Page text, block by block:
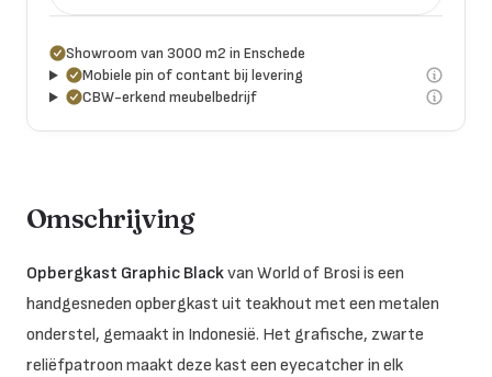
Showroom van 3000 m2 in Enschede
Mobiele pin of contant bij levering
CBW-erkend meubelbedrijf
Omschrijving
Opbergkast Graphic Blackvan World of Brosi is een
handgesneden opbergkast uit teakhout met een metalen
onderstel, gemaakt in Indonesië. Het grafische, zwarte
reliëfpatroon maakt deze kast een eyecatcher in elk